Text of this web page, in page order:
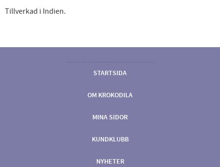
Tillverkad i Indien.
STARTSIDA
OM KROKODILA
MINA SIDOR
KUNDKLUBB
NYHETER